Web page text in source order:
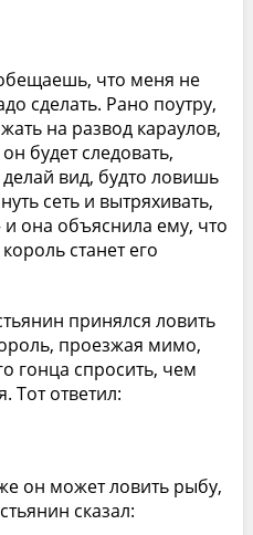
что меня не
сделать. Рано поутру,
на развод караулов,
будет следовать,
вид, будто ловишь
сеть и вытряхивать,
она объяснила ему, что
станет его
принялся ловить
проезжая мимо,
гонца спросить, чем
Тот ответил:
он может ловить рыбу,
сказал: